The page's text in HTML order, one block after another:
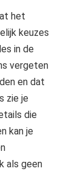
het
keuzes
in de
vergeten
en dat
zie je
die
kan je
als geen